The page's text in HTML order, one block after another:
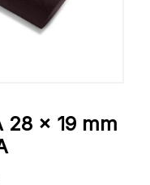
28 x 19 mm